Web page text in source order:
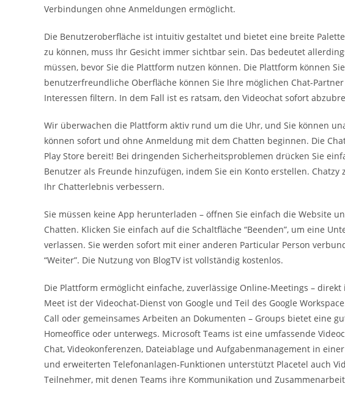
Verbindungen ohne Anmeldungen ermöglicht.
Die Benutzeroberfläche ist intuitiv gestaltet und bietet eine breite
zu können, muss Ihr Gesicht immer sichtbar sein. Das bedeutet
müssen, bevor Sie die Plattform nutzen können. Die Plattform können
benutzerfreundliche Oberfläche können Sie Ihre möglichen Chat-
Interessen filtern. In dem Fall ist es ratsam, den Videochat sofort
Wir überwachen die Plattform aktiv rund um die Uhr, und Sie können
können sofort und ohne Anmeldung mit dem Chatten beginnen. Die
Play Store bereit! Bei dringenden Sicherheitsproblemen drücken Sie
Benutzer als Freunde hinzufügen, indem Sie ein Konto erstellen.
Ihr Chatterlebnis verbessern.
Sie müssen keine App herunterladen – öffnen Sie einfach die Website
Chatten. Klicken Sie einfach auf die Schaltfläche “Beenden”, um eine
verlassen. Sie werden sofort mit einer anderen Particular Person
“Weiter”. Die Nutzung von BlogTV ist vollständig kostenlos.
Die Plattform ermöglicht einfache, zuverlässige Online-Meetings –
Meet ist der Videochat-Dienst von Google und Teil des Google
Call oder gemeinsames Arbeiten an Dokumenten – Groups bietet eine
Homeoffice oder unterwegs. Microsoft Teams ist eine umfassende
Chat, Videokonferenzen, Dateiablage und Aufgabenmanagement in
und erweiterten Telefonanlagen-Funktionen unterstützt Placetel auch
Teilnehmer, mit denen Teams ihre Kommunikation und